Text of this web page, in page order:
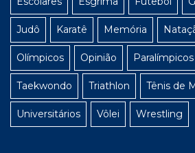
Judô Karatê Memória
Olímpicos Opinião Paralímpicos
Taekwondo Triathlon Tênis de
Universitários Vôlei Wrestling